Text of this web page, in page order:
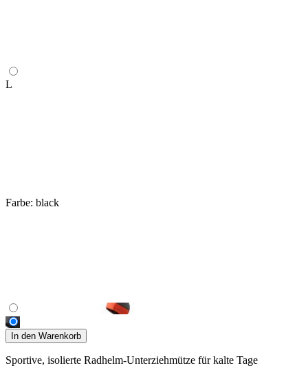
L
Farbe: black
In den Warenkorb
Sportive, isolierte Radhelm-Unterziehmütze für kalte Tage